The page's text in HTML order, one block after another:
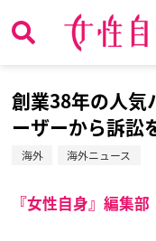
創業38年の人気
ーザーから訴訟
海外 海外ニュース
『女性自身』編集部